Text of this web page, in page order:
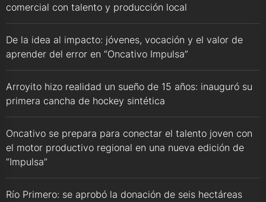
comercial con talento y producción local
De la idea al impacto: jóvenes, vocación y el valor de
aprender del error en “Oncativo Impulsa”
Arroyito hizo realidad un sueño de 15 años: inauguró su
primera cancha de hockey sintética
Oncativo se prepara para conectar el talento joven con
el motor productivo regional en una nueva edición de
“Impulsa”
Río Primero: se aprobó la donación de seis hectáreas